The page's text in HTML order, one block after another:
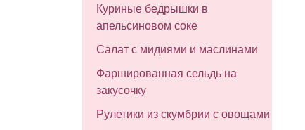
Куриные бедрышки в
апельсиновом соке
Салат с мидиями и маслинами
Фаршированная сельдь на
закусочку
Рулетики из скумбрии с овощами